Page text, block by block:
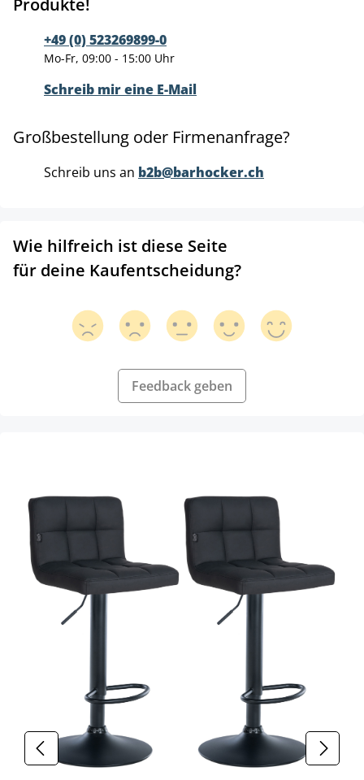
Produkte!
+49 (0) 523269899-0
Mo-Fr, 09:00 - 15:00 Uhr
Schreib mir eine E-Mail
Großbestellung oder Firmenanfrage?
Schreib uns an b2b@barhocker.ch
Wie hilfreich ist diese Seite
für deine Kaufentscheidung?
Feedback geben